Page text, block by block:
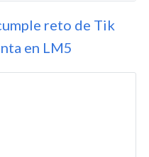
reto de Tik
en LM5